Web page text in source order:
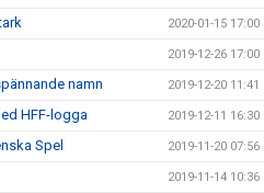
2020-01-15 17:00
2019-12-26 17:00
namn 2019-12-20 11:41
HFF-logga 2019-12-11 16:30
Spel 2019-11-20 07:56
2019-11-14 10:36